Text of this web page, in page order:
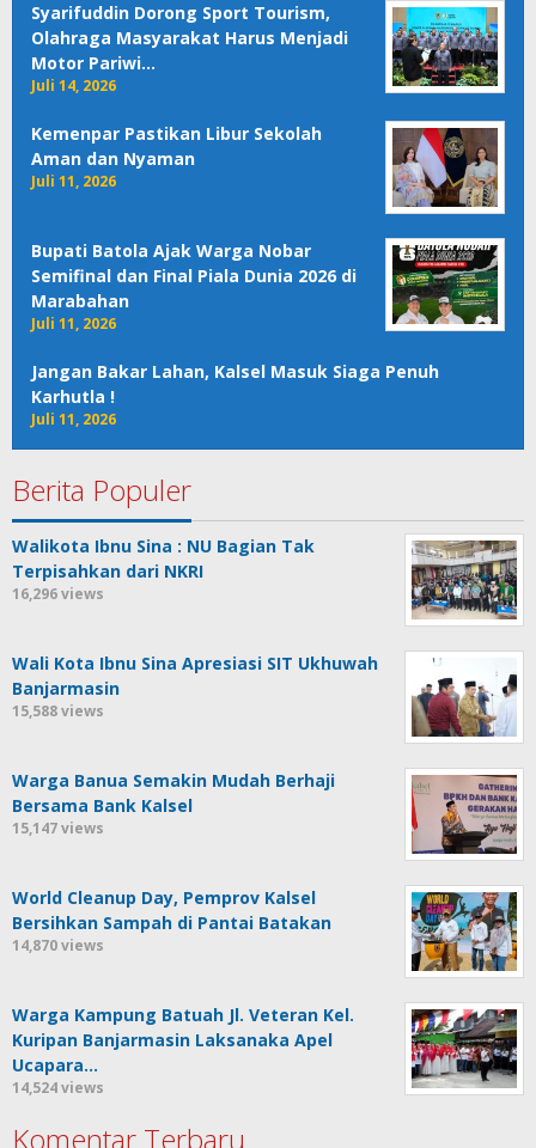
Syarifuddin Dorong Sport Tourism,
Olahraga Masyarakat Harus Menjadi
Motor Pariwi…
Juli 14, 2026
Kemenpar Pastikan Libur Sekolah
Aman dan Nyaman
Juli 11, 2026
Bupati Batola Ajak Warga Nobar
Semifinal dan Final Piala Dunia 2026 di
Marabahan
Juli 11, 2026
Jangan Bakar Lahan, Kalsel Masuk Siaga Penuh
Karhutla !
Juli 11, 2026
Berita Populer
Walikota Ibnu Sina : NU Bagian Tak
Terpisahkan dari NKRI
16,296 views
Wali Kota Ibnu Sina Apresiasi SIT Ukhuwah
Banjarmasin
15,588 views
Warga Banua Semakin Mudah Berhaji
Bersama Bank Kalsel
15,147 views
World Cleanup Day, Pemprov Kalsel
Bersihkan Sampah di Pantai Batakan
14,870 views
Warga Kampung Batuah Jl. Veteran Kel.
Kuripan Banjarmasin Laksanaka Apel
Ucapara…
14,524 views
Komentar Terbaru